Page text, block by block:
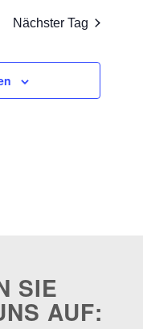
Nächster Tag
SIE
AUF: